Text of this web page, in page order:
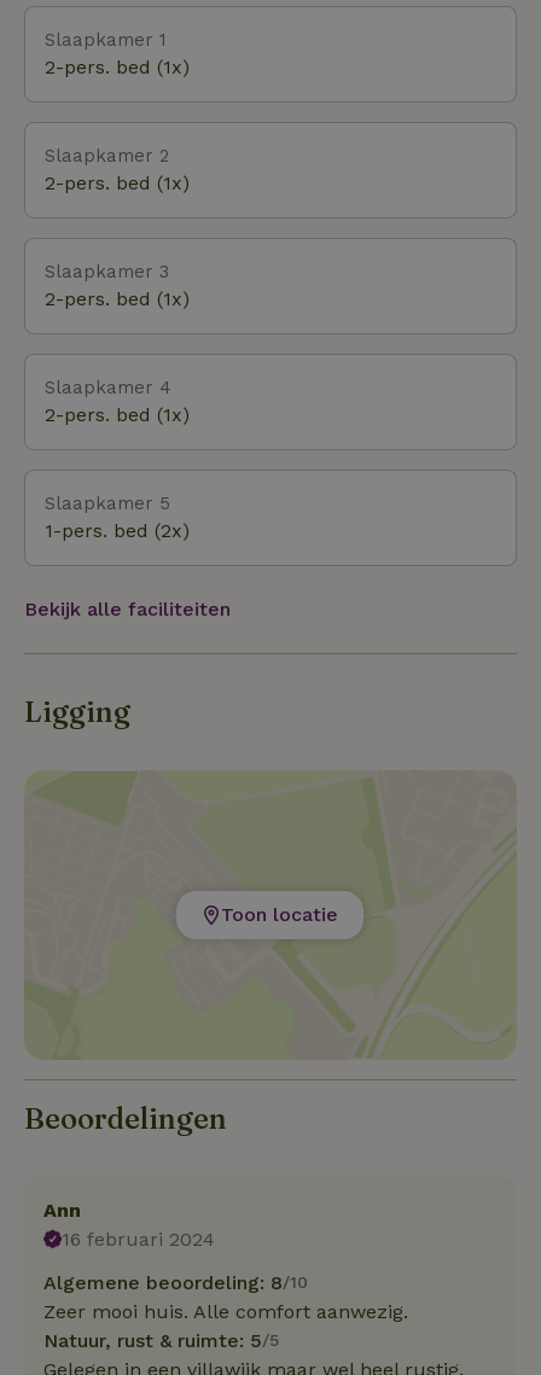
tuinmeubelen en een kabelbaan voor de kids .
Slaapkamer 1
2-pers. bed (1x)
Slaapkamer 2
2-pers. bed (1x)
Slaapkamer 3
2-pers. bed (1x)
Slaapkamer 4
2-pers. bed (1x)
Slaapkamer 5
1-pers. bed (2x)
Bekijk alle faciliteiten
Ligging
Toon locatie
Beoordelingen
Ann
16 februari 2024
Algemene beoordeling: 8/10
Zeer mooi huis. Alle comfort aanwezig.
Natuur, rust & ruimte: 5/5
Gelegen in een villawijk maar wel heel rustig.